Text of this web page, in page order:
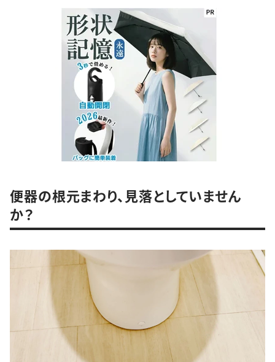
便器の根元まわり、見落としていません
か？